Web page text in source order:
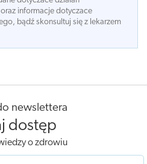
informacje dotyczace
bądź skonsultuj się z lekarzem
newslettera
dostęp
o zdrowiu